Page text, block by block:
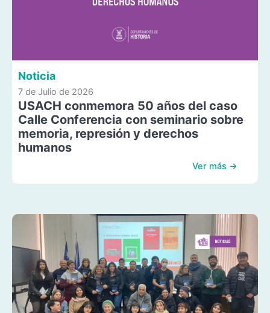
Noticia
7 de Julio de 2026
USACH conmemora 50 años del caso
Calle Conferencia con seminario sobre
memoria, represión y derechos
humanos
Ver más →